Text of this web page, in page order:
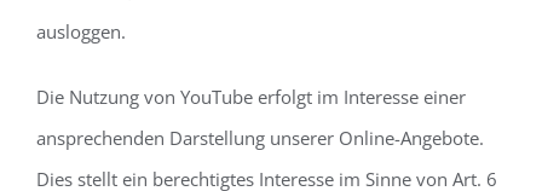
ausloggen.
Die Nutzung von YouTube erfolgt im Interesse einer
ansprechenden Darstellung unserer Online-Angebote.
Dies stellt ein berechtigtes Interesse im Sinne von Art. 6